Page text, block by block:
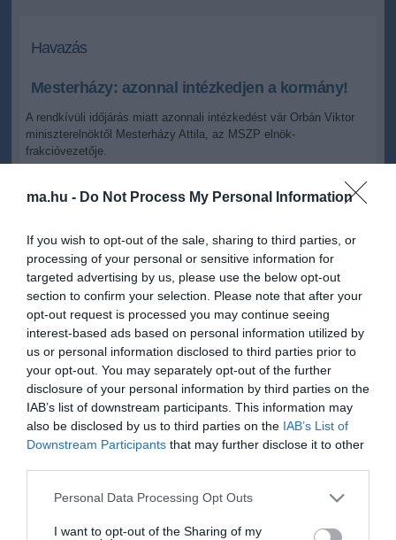
ma.hu - Do Not Process My Personal Information
If you wish to opt-out of the sale, sharing to third parties, or
processing of your personal or sensitive information for
targeted advertising by us, please use the below opt-out
section to confirm your selection. Please note that after your
opt-out request is processed you may continue seeing
interest-based ads based on personal information utilized by
us or personal information disclosed to third parties prior to
your opt-out. You may separately opt-out of the further
disclosure of your personal information by third parties on the
IAB’s list of downstream participants. This information may
also be disclosed by us to third parties on the IAB’s List of
Downstream Participants that may further disclose it to other
Please note that this website/app uses one or more Google
not limited to your visit or usage behaviour. You may click to
Personal Data Processing Opt Outs
I want to opt-out of the Sharing of my
Havazás
Mesterházy: azonnal intézkedjen a kormány!
A rendkívüli időjárás miatt azonnali intézkedést vár Orbán Viktor
miniszterelnöktől Mesterházy Attila, az MSZP elnök-
frakcióvezetője.
2013.03.15 11:11
+-
Mesterházy Attila az MTI-hez péntek délelőtt eljuttatott
közleményében felszólította a kormányfőt: "haladéktalanul utasítsa
Pintér Sándor belügyminisztert és az állampolgárok biztonságáért
felelős kormányzati szervek vezetőit, hogy tegyék végre a
dolgukat!".
Az MSZP szerint az eddigiek azt mutatják, hogy "sem a lakossági
tájékoztatás, sem a mentés megszervezése és irányítása nem
volt megfelelő". A pártelnök azt írta: az Országos
Katasztrófavédelmi Főigazgatóság (OKF) tájékoztatása szerint a
"rendkívüli időjárási körülmények" miatt több mint százezer ember
maradt áram, mintegy tízezer pedig víz nélkül.
időjárás, amelyet több mint egy hete előre jelzett az Országos
a bajt, miért nem hozták meg időben az emberek biztonsága